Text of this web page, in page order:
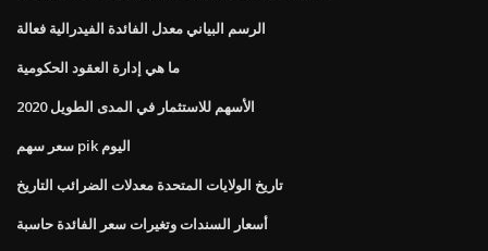
الرسم البياني معدل الفائدة الفيدرالية فعالة
ما هي إدارة العقود الحكومية
الأسهم للاستثمار في المدى الطويل 2020
سعر سهم pik اليوم
تاريخ الولايات المتحدة معدلات الضرائب التاريخ
أسعار السندات وتغيرات سعر الفائدة حاسبة